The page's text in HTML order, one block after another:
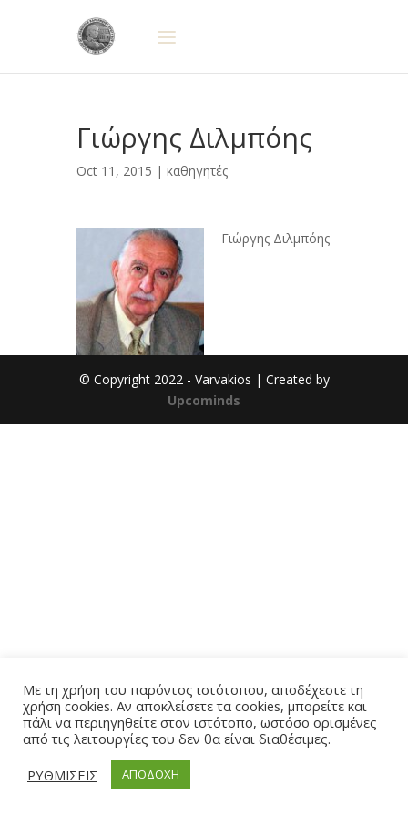
Γιώργης Διλμπόης
Oct 11, 2015 | καθηγητές
Γιώργης Διλμπόης
© Copyright 2022 - Varvakios | Created by
Upcominds
Με τη χρήση του παρόντος ιστότοπου, αποδέχεστε τη
χρήση cookies. Αν αποκλείσετε τα cookies, μπορείτε και
πάλι να περιηγηθείτε στον ιστότοπο, ωστόσο ορισμένες
από τις λειτουργίες του δεν θα είναι διαθέσιμες.
ΡΥΘΜΙΣΕΙΣ
ΑΠΟΔΟΧΗ